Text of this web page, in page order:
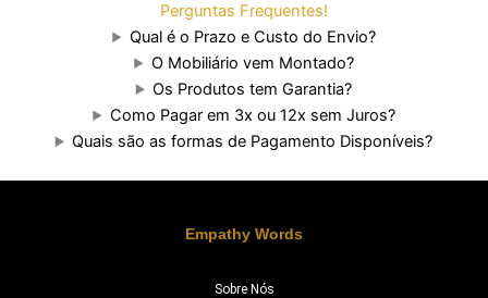
Perguntas Frequentes!
Qual é o Prazo e Custo do Envio?
O Mobiliário vem Montado?
Os Produtos tem Garantia?
Como Pagar em 3x ou 12x sem Juros?
Quais são as formas de Pagamento Disponíveis?
Empathy Words
Sobre Nós